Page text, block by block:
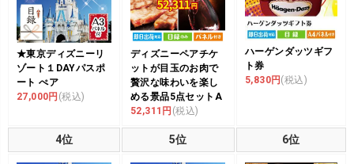
★東京ディズニーリ
ゾート１DAYパスポ
ート ぺア
27,000円 (税込)
ディズニーペアチケ
ットが目玉のお肉で
贅沢な味わいを楽し
める景品5点セットA
52,311円 (税込)
ハーゲンダッツギフ
ト券
5,830円(税込)
4位 5位 6位